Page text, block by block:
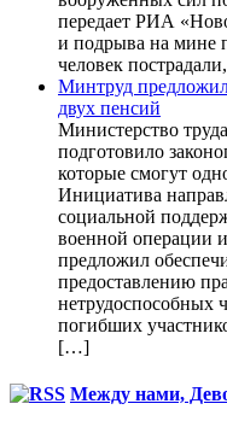
передает РИА
и подрыва на мине
человек
Минтруд
двух пенсий
Министерство
подготовило
которые смогут
Инициатива
социальной
военной операции
предложил
предоставлению
нетрудоспособных
погибших
[…]
Между нами,